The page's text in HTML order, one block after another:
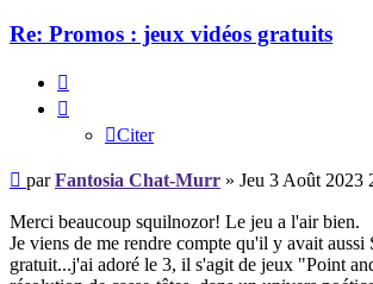
Re: Promos : jeux vidéos gratuits
Citer
Message
parFantosia Chat-Murr » Jeu 3 Août 2023
Merci beaucoup squilnozor! Le jeu a l'air bien.
Je viens de me rendre compte qu'il y avait aussi
gratuit...j'ai adoré le 3, il s'agit de jeux "Point